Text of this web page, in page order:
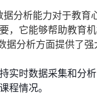
据分析能力对于教育
，它能够帮助教育
据分析方面提供了强
实时数据采集和分
程情况。